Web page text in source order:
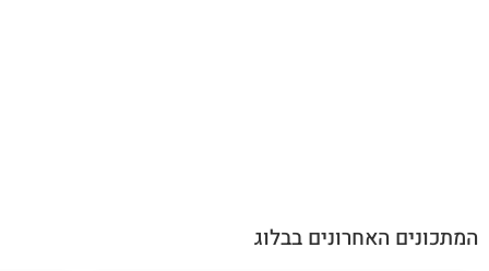
המתכונים האחרונים בבלוג